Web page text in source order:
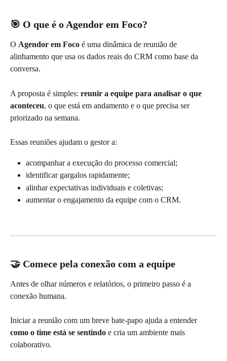
🎯 O que é o Agendor em Foco?
O Agendor em Foco é uma dinâmica de reunião de
alinhamento que usa os dados reais do CRM como base da
conversa.
A proposta é simples: reunir a equipe para analisar o que
aconteceu, o que está em andamento e o que precisa ser
priorizado na semana.
Essas reuniões ajudam o gestor a:
acompanhar a execução do processo comercial;
identificar gargalos rapidamente;
alinhar expectativas individuais e coletivas;
aumentar o engajamento da equipe com o CRM.
🤝 Comece pela conexão com a equipe
Antes de olhar números e relatórios, o primeiro passo é a
conexão humana.
Iniciar a reunião com um breve bate-papo ajuda a entender
como o time está se sentindo e cria um ambiente mais
colaborativo.